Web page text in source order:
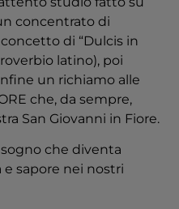
concentrato di
di “Dulcis in
latino), poi
un richiamo alle
che, da sempre,
San Giovanni in Fiore.
che diventa
sapore nei nostri